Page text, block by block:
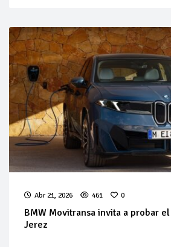
Abr 21, 2026 461 0
BMW Movitransa invita a probar
Jerez